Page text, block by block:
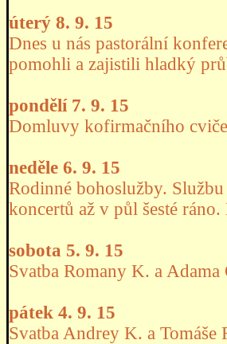
úterý 8. 9. 15
Dnes u nás pastorální
pomohli a zajistili hladký
pondělí 7. 9. 15
Domluvy kofirmačního
neděle 6. 9. 15
Rodinné bohoslužby.
koncertů až v půl šesté
sobota 5. 9. 15
Svatba Romany K. a Adama
pátek 4. 9. 15
Svatba Andrey K. a Tomáše